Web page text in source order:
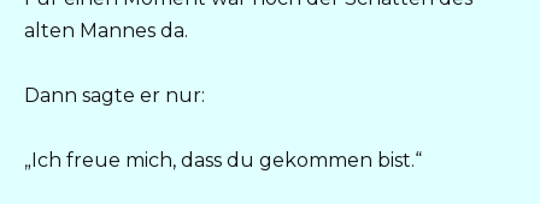
alten Mannes da.
Dann sagte er nur:
„Ich freue mich, dass du gekommen bist.“